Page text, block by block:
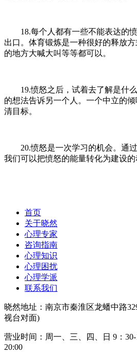
18.每个人都有一些不能表达的愤
出口。体育锻炼是一种很好的释放
的地方大喊大叫等等都可以。
19.愤怒之后，试着去了解是什么
的想法告诉另一个人。一个中立的
清目标。
20.愤怒是一次学习的机会。通过
我们可以把愤怒的能量转化为建设的
首页
关于晓然
心理专家
咨询指南
心理知识
心理困扰
心理学派
联系我们
晓然地址：南京市秦淮区龙蟠中路
视台对面)
营业时间：周一、三、四、日 9：
20:00